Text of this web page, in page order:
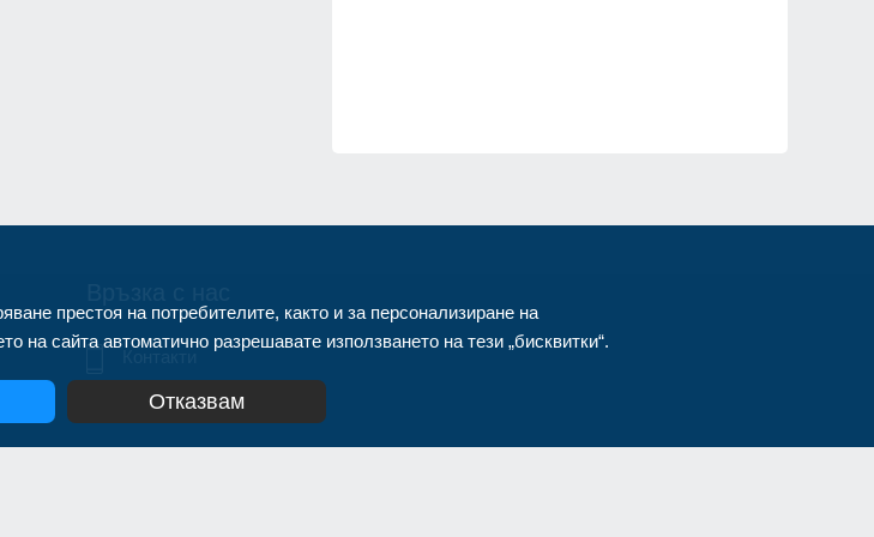
info@zonanews.bg
престоя на потребителите, както и за персонализиране на
на сайта автоматично разрешавате използването на тези „бисквитки“.
Отказвам